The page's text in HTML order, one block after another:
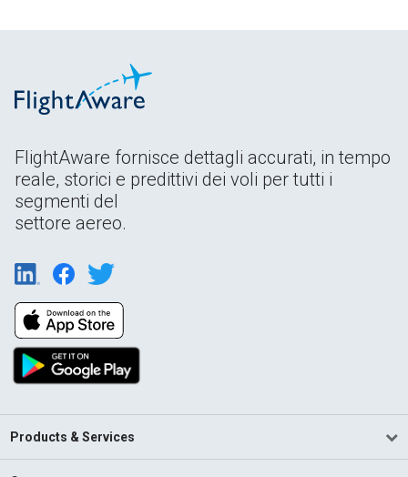
FlightAware fornisce dettagli accurati, in tempo
reale, storici e predittivi dei voli per tutti i
segmenti del
settore aereo.
Products & Services